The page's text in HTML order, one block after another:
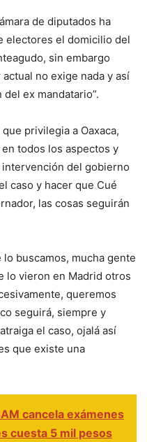
de diputados ha
electores el domicilio del
sin embargo
no exige nada y así
ex mandatario”.
privilegia a Oaxaca,
todos los aspectos y
del gobierno
caso y hacer que Cué
las cosas seguirán
buscamos, mucha gente
lo vieron en Madrid otros
queremos
seguirá, siempre y
el caso, ojalá así
que existe una
cancela exámenes
cuesta 5 mil pesos